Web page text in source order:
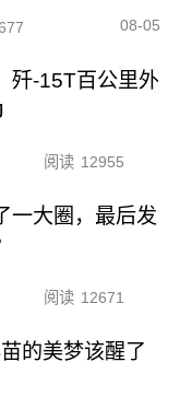
08-05
歼-15T百公里外
阅读 12955
一大圈，最后发
阅读 12671
的美梦该醒了